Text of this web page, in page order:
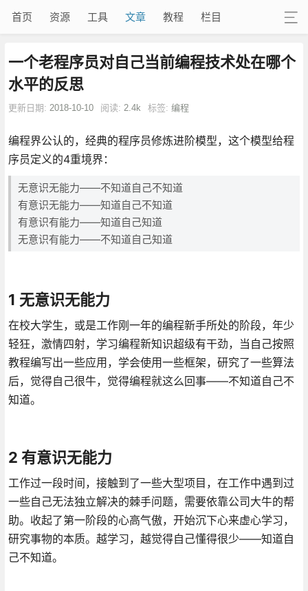
首页 资源 工具 文章 教程 栏目
一个老程序员对自己当前编程技术处在哪个
水平的反思
更新日期: 2018-10-10 阅读: 2.4k 标签: 编程
编程界公认的，经典的程序员修炼进阶模型，这个模型给程
序员定义的4重境界：
无意识无能力——不知道自己不知道
有意识无能力——知道自己不知道
有意识有能力——知道自己知道
无意识有能力——不知道自己知道
1 无意识无能力
在校大学生，或是工作刚一年的编程新手所处的阶段，年少
轻狂，激情四射，学习编程新知识超级有干劲，当自己按照
教程编写出一些应用，学会使用一些框架，研究了一些算法
后，觉得自己很牛，觉得编程就这么回事——不知道自己不
知道。
2 有意识无能力
工作过一段时间，接触到了一些大型项目，在工作中遇到过
一些自己无法独立解决的棘手问题，需要依靠公司大牛的帮
助。收起了第一阶段的心高气傲，开始沉下心来虚心学习，
研究事物的本质。越学习，越觉得自己懂得很少——知道自
己不知道。